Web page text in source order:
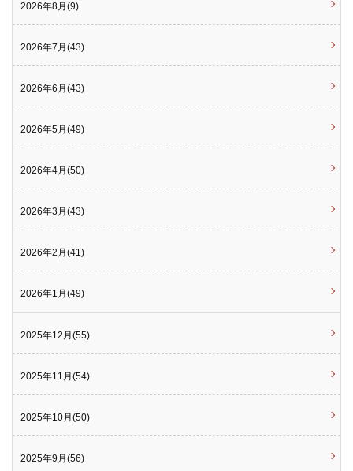
2026年8月(9)
2026年7月(43)
2026年6月(43)
2026年5月(49)
2026年4月(50)
2026年3月(43)
2026年2月(41)
2026年1月(49)
2025年12月(55)
2025年11月(54)
2025年10月(50)
2025年9月(56)